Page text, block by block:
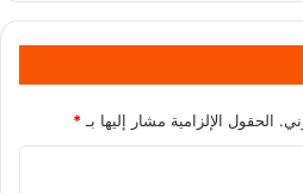
الحقول الإلزامية مشار إليها بـ*